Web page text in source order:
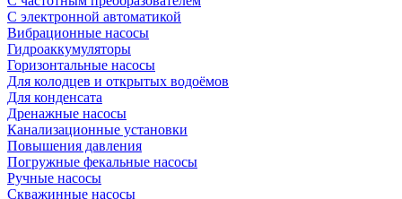
С электронной автоматикой
Вибрационные насосы
Гидроаккумуляторы
Горизонтальные насосы
Для колодцев и открытых водоёмов
Для конденсата
Дренажные насосы
Канализационные установки
Повышения давления
Погружные фекальные насосы
Ручные насосы
Скважинные насосы